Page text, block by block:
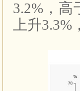
3.2% ，
上升3.3%